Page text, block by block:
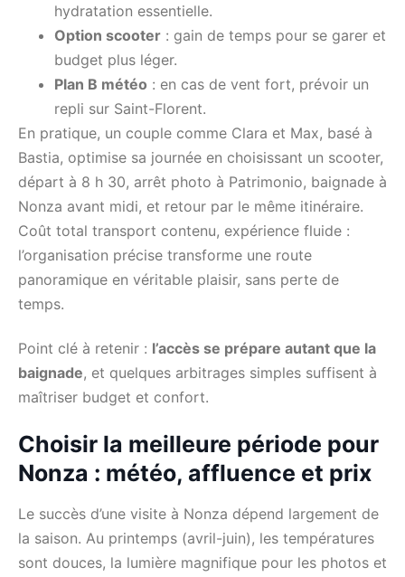
hydratation essentielle.
Option scooter : gain de temps pour se garer et
budget plus léger.
Plan B météo : en cas de vent fort, prévoir un
repli sur Saint-Florent.
En pratique, un couple comme Clara et Max, basé à
Bastia, optimise sa journée en choisissant un scooter,
départ à 8 h 30, arrêt photo à Patrimonio, baignade à
Nonza avant midi, et retour par le même itinéraire.
Coût total transport contenu, expérience fluide :
l’organisation précise transforme une route
panoramique en véritable plaisir, sans perte de
temps.
Point clé à retenir : l’accès se prépare autant que la
baignade, et quelques arbitrages simples suffisent à
maîtriser budget et confort.
Choisir la meilleure période pour
Nonza : météo, affluence et prix
Le succès d’une visite à Nonza dépend largement de
la saison. Au printemps (avril-juin), les températures
sont douces, la lumière magnifique pour les photos et